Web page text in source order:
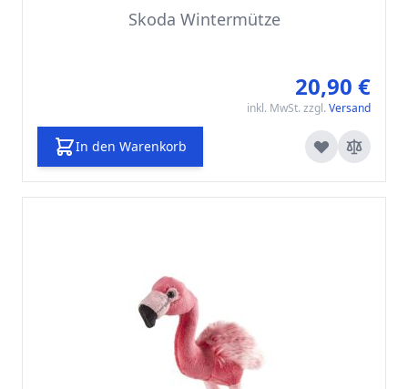
Skoda Wintermütze
20,90 €
inkl. MwSt. zzgl. Versand
In den Warenkorb